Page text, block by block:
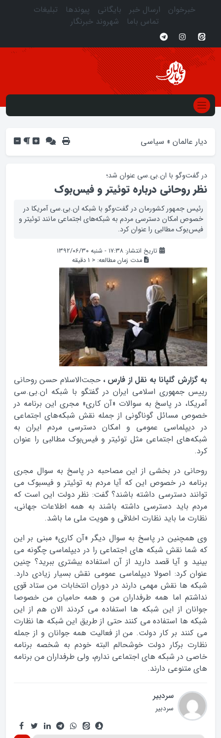
خبرخوان ارسال خبر بایگانی پیوندها
تبلیغات
تماس باما
شهروند خبرنگار
دیار عالمان » سیاسی
در گفت‌وگو با ان.بی.سی عنوان شد؛
نظر روحانی درباره توئیتر و فیس‌بوک
رئیس جمهور کشورمان در گفت‌وگو با شبکه ان.بی.سی آمریکا در
خصوص امکان دسترسی مردم به شبکه‌های اجتماعی مانند توئیتر و
فیس‌بوک مطالبی را عنوان کرد.
تاریخ انتشار: ۱۷:۳۸ - شنبه ۱۳۹۲/۰۶/۳۰
مدت زمان مطالعه: < 1 دقیقه
به گزارش گلپانا به نقل از فارس ، حجت‌الاسلام حسن روحانی
رییس جمهوری اسلامی ایران در گفتگو با شبکه ان.بی.سی
آمریکا، در پاسخ به سوالات «آن کاری» مجری این برنامه در
خصوص مسائل گوناگونی از جمله نقش شبکه‌های اجتماعی
در دیپلماسی عمومی و امکان دسترسی مردم ایران به
شبکه‌های اجتماعی مثل توئیتر و فیس‌بوک مطالبی را عنوان
کرد.
روحانی در بخشی از این مصاحبه در پاسخ به سوال مجری
برنامه در خصوص این که آیا مردم به توئیتر و فیسبوک می
توانند دسترسی داشته باشند؟ گفت: نظر دولت این است که
مردم باید دسترسی داشته باشند به همه اطلاعات جهانی،
نظارت ما باید نظارت اخلاقی و هویت ملی ما باشد.
وی همچنین در پاسخ به سوال دیگر «آن کاری» مبنی بر این
که شما نقش شبکه های اجتماعی را در دیپلماسی چگونه می
بینید و آیا قصد دارید از آن استفاده بیشتری ببرید؟ چنین
عنوان کرد: اصولا دیپلماسی عمومی نقش بسیار زیادی دارد.
شبکه ها نقش مهمی دارند در دوران انتخابات من ستاد قوی
نداشتم اما همه طرفداران من و همه حامیان من خصوصا
جوانان از این شبکه ها استفاده می کردند الان هم از این
شبکه ها استفاده می کنند حتی از طریق این شبکه ها نظارت
می کنند بر کار دولت. من از فعالیت همه جوانان و از جمله
نظارت برکار دولت خوشحالم البته خودم به شخصه برنامه
خاصی در شبکه های اجتماعی ندارم، ولی طرفداران من برنامه
های متنوعی دارند.
سردبیر
سردبیر